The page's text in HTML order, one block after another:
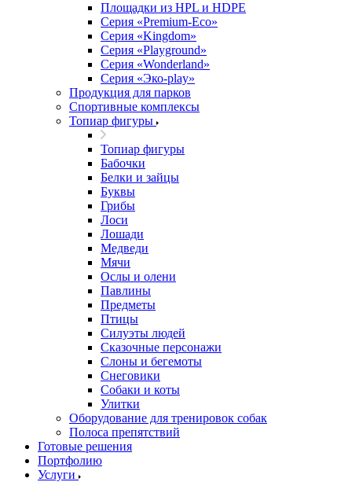
Площадки из HPL и HDPE
Серия «Premium-Eco»
Серия «Kingdom»
Серия «Playground»
Серия «Wonderland»
Серия «Эко-play»
Продукция для парков
Спортивные комплексы
Топиар фигуры
Топиар фигуры
Бабочки
Белки и зайцы
Буквы
Грибы
Лоси
Лошади
Медведи
Мячи
Ослы и олени
Павлины
Предметы
Птицы
Силуэты людей
Сказочные персонажи
Слоны и бегемоты
Снеговики
Собаки и коты
Улитки
Оборудование для тренировок собак
Полоса препятствий
Готовые решения
Портфолию
Услуги